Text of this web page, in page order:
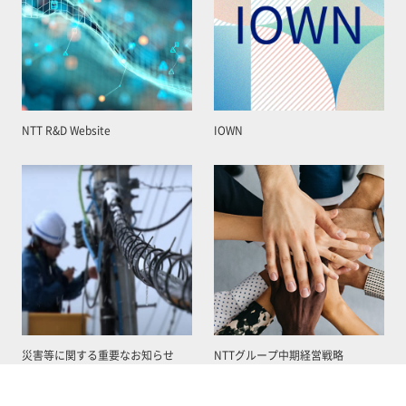
NTT R&D Website IOWN
災害等に関する重要なお知らせ NTTグループ中期経営戦略